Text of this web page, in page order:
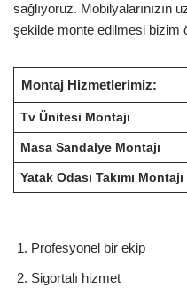
sağlıyoruz. Mobilyalarınızın
şekilde monte edilmesi bizim
Montaj Hizmetlerimiz:
Tv Ünitesi Montajı
Masa Sandalye Montajı
Yatak Odası Takımı Montajı
Profesyonel bir ekip
Sigortalı hizmet